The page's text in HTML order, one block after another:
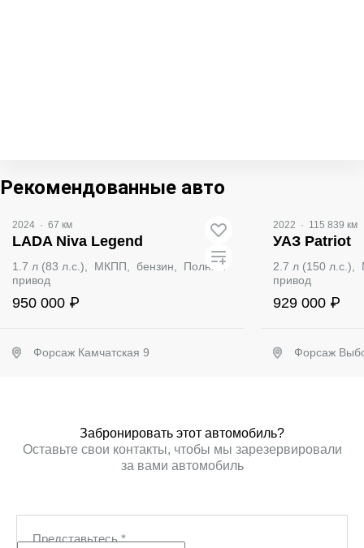
Рекомендованные авто
2024 · 67 км
LADA Niva Legend
1.7 л (83 л.с.), МКПП, бензин, Полный
привод
950 000 ₽
Форсаж Камчатская 9
2022 · 115 839 км
УАЗ Patriot
2.7 л (150
привод
929 000 ₽
Форсаж
Забронировать этот автомобиль?
Оставьте свои контакты, чтобы мы зарезервировали
за вами автомобиль
Представьтесь*